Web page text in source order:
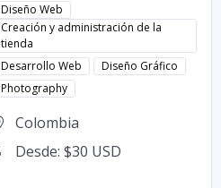
Diseño Web
Creación y administración de la
tienda
Desarrollo Web
Diseño Gráfico
Photography
Colombia
Desde: $30 USD